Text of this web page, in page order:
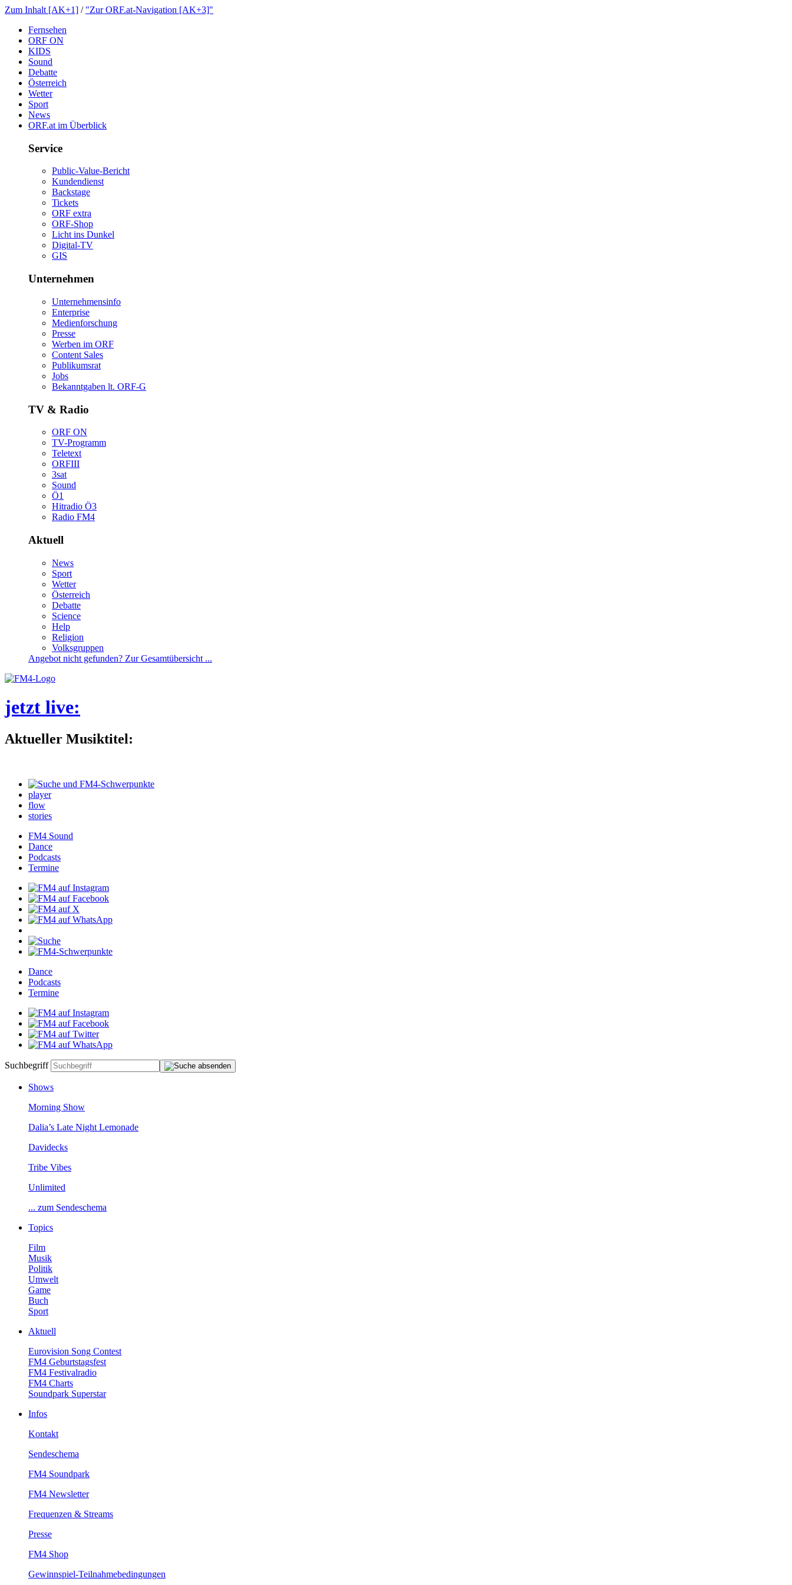
ZumInhalt[AK+1] / "ZurORF.at-Navigation[AK+3]"
Fernsehen
ORFON
KIDS
Sound
Debatte
Österreich
Wetter
Sport
News
ORF.atimÜberblick
Service
Public-Value-Bericht
Kundendienst
Backstage
Tickets
ORFextra
ORF-Shop
LichtinsDunkel
Digital-TV
GIS
Unternehmen
Unternehmensinfo
Enterprise
Medienforschung
Presse
WerbenimORF
ContentSales
Publikumsrat
Jobs
Bekanntgabenlt.ORF-G
TV&Radio
ORFON
TV-Programm
Teletext
ORFIII
3sat
Sound
Ö1
HitradioÖ3
RadioFM4
Aktuell
News
Sport
Wetter
Österreich
Debatte
Science
Help
Religion
Volksgruppen
Angebotnichtgefunden?ZurGesamtübersicht...
jetztlive:
AktuellerMusiktitel:
player
flow
stories
FM4Sound
Dance
Podcasts
Termine
Dance
Podcasts
Termine
Suchbegriff
Shows
MorningShow
Dalia’sLateNightLemonade
Davidecks
TribeVibes
Unlimited
...zumSendeschema
Topics
Film
Musik
Politik
Umwelt
Game
Buch
Sport
Aktuell
EurovisionSongContest
FM4Geburtstagsfest
FM4Festivalradio
FM4Charts
SoundparkSuperstar
Infos
Kontakt
Sendeschema
FM4Soundpark
FM4Newsletter
Frequenzen&Streams
Presse
FM4Shop
Gewinnspiel-Teilnahmebedingungen